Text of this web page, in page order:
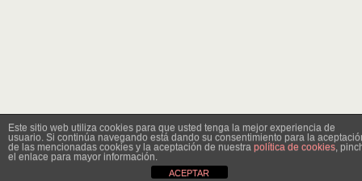
Este sitio web utiliza cookies para que usted tenga la mejor experiencia de
usuario. Si continúa navegando está dando su consentimiento para la
de las mencionadas cookies y la aceptación de nuestra política de cookies,
el enlace para mayor información.
ACEPTAR